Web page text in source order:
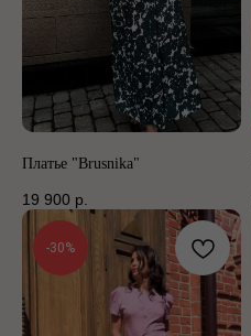
Платье "Brusnika"
19 900 р.
-30%